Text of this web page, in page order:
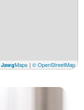
JawgMaps | © OpenStreetMap